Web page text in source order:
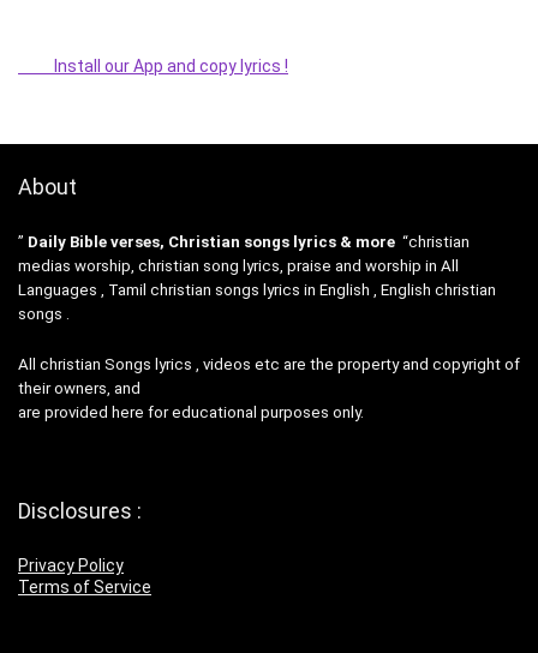
Install our App and copy lyrics !
About
” Daily Bible verses, Christian songs lyrics & more “christian
medias worship, christian song lyrics, praise and worship in All
Languages , Tamil christian songs lyrics in English , English christian
songs .
All christian Songs lyrics , videos etc are the property and copyright of
their owners, and
are provided here for educational purposes only.
Disclosures :
Privacy Policy
Terms of Service